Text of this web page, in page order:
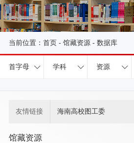
当前位置： 首页- 馆藏资源- 数据库
首字母 学科 资源
友情链接 海南高校图工委
馆藏资源